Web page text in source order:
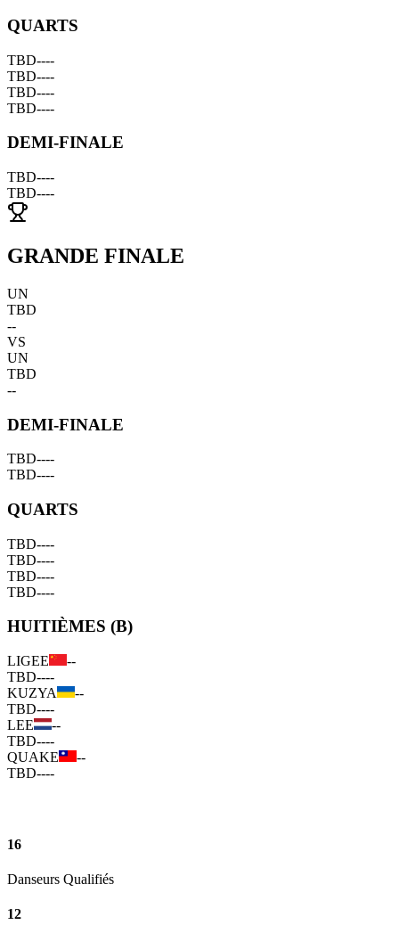
QUARTS
TBD----
TBD----
TBD----
TBD----
DEMI-FINALE
TBD----
TBD----
GRANDE FINALE
UN
TBD
--
VS
UN
TBD
--
DEMI-FINALE
TBD----
TBD----
QUARTS
TBD----
TBD----
TBD----
TBD----
HUITIÈMES (B)
LIGEE
--
TBD----
KUZYA
--
TBD----
LEE
--
TBD----
QUAKE
--
TBD----
16
Danseurs Qualifiés
12